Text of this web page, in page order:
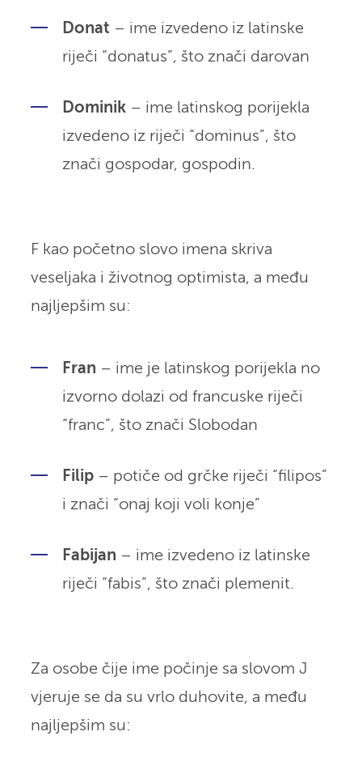
Donat – ime izvedeno iz latinske
riječi “donatus”, što znači darovan
Dominik– ime latinskog porijekla
izvedeno iz riječi “dominus”, što
znači gospodar, gospodin.
F kao početno slovo imena skriva
veseljaka i životnog optimista, a među
najljepšim su:
Fran – ime je latinskog porijekla no
izvorno dolazi od francuske riječi
“franc”, što znači Slobodan
Filip– potiče od grčke riječi “filipos”
i znači “onaj koji voli konje”
Fabijan – ime izvedeno iz latinske
riječi “fabis”, što znači plemenit.
Za osobe čije ime počinje sa slovom J
vjeruje se da su vrlo duhovite, a među
najljepšim su: